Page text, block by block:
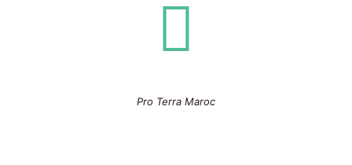
Pro Terra Maroc